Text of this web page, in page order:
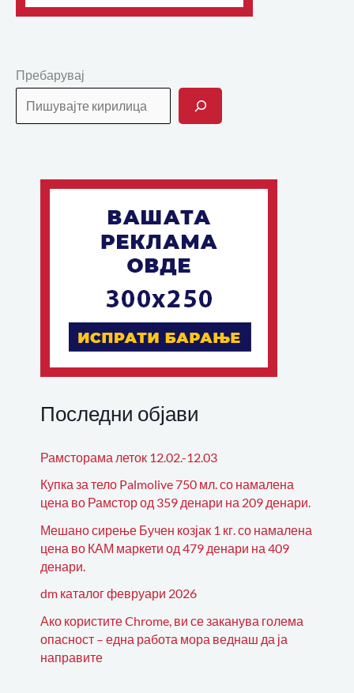
Пребарувај
Последни објави
Рамсторама леток 12.02.-12.03
Купка за тело Palmolive 750 мл. со намалена
цена во Рамстор од 359 денари на 209 денари.
Мешано сирење Бучен козјак 1 кг. со намалена
цена во КАМ маркети од 479 денари на 409
денари.
dm каталог февруари 2026
Ако користите Chrome, ви се заканува голема
опасност – една работа мора веднаш да ја
направите